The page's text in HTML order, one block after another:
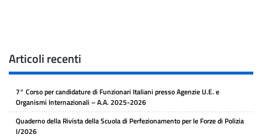
Articoli recenti
7° Corso per candidature di Funzionari Italiani presso Agenzie U.E. e
Organismi Internazionali – A.A. 2025-2026
Quaderno della Rivista della Scuola di Perfezionamento per le Forze di Polizia
I/2026